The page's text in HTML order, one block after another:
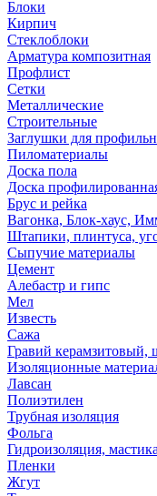
Блоки
Кирпич
Стеклоблоки
Арматура композитная
Профлист
Сетки
Металлические
Строительные
Заглушки для
Пиломатериалы
Доска пола
Доска
Брус и рейка
Вагонка, Блок-хаус,
Штапики, плинтуса,
Сыпучие материалы
Цемент
Алебастр и гипс
Мел
Известь
Сажа
Гравий керамзитовый,
Изоляционные
Лавсан
Полиэтилен
Трубная изоляция
Фольга
Гидроизоляция, мастика
Пленки
Жгут